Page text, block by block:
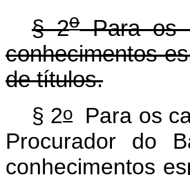
§ 2oPara os
conhecimentos
de títulos.
§ 2oPara os
Procurador do
conhecimentos